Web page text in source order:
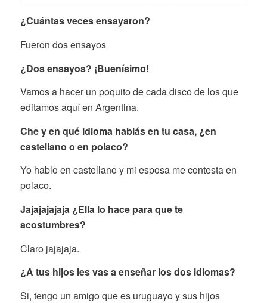
¿Cuántas veces ensayaron?
Fueron dos ensayos
¿Dos ensayos? ¡Buenísimo!
Vamos a hacer un poquito de cada disco de los que
editamos aquí en Argentina.
Che y en qué idioma hablás en tu casa, ¿en
castellano o en polaco?
Yo hablo en castellano y mi esposa me contesta en
polaco.
Jajajajajaja ¿Ella lo hace para que te
acostumbres?
Claro jajajaja.
¿A tus hijos les vas a enseñar los dos idiomas?
Si, tengo un amigo que es uruguayo y sus hijos